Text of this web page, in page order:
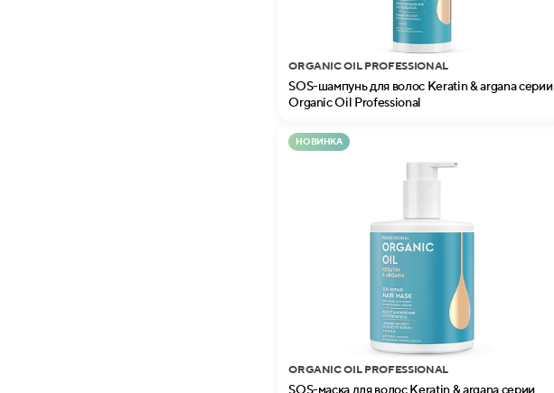
ORGANIC OIL PROFESSIONAL
SOS-шампунь для волос Keratin & argana серии
Organic Oil Professional
НОВИНКА
ORGANIC OIL PROFESSIONAL